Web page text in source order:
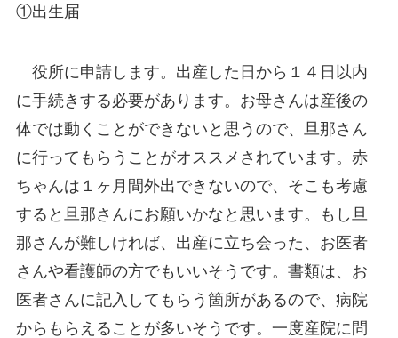
①出生届
役所に申請します。出産した日から１４日以内
に手続きする必要があります。お母さんは産後の
体では動くことができないと思うので、旦那さん
に行ってもらうことがオススメされています。赤
ちゃんは１ヶ月間外出できないので、そこも考慮
すると旦那さんにお願いかなと思います。もし旦
那さんが難しければ、出産に立ち会った、お医者
さんや看護師の方でもいいそうです。書類は、お
医者さんに記入してもらう箇所があるので、病院
からもらえることが多いそうです。一度産院に問